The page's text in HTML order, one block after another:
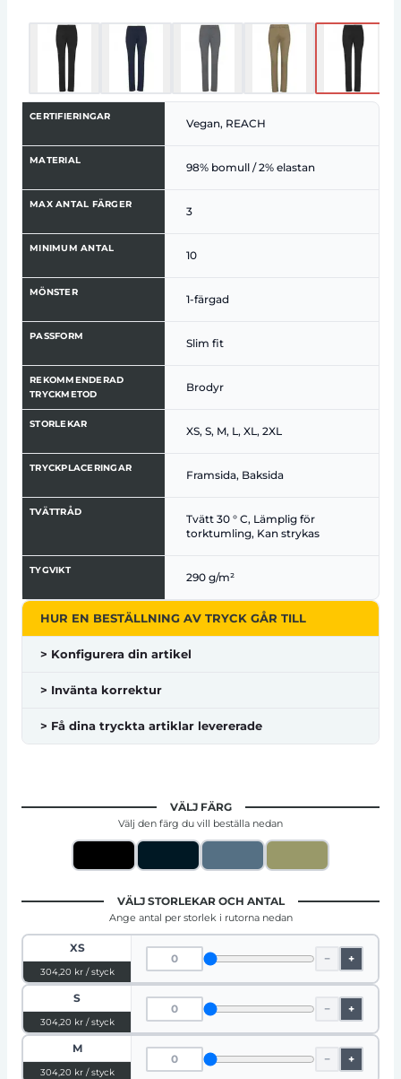
CERTIFIERINGAR
Vegan, REACH
MATERIAL
98% bomull / 2% elastan
MAX ANTAL FÄRGER
3
MINIMUM ANTAL
10
MÖNSTER
1-färgad
PASSFORM
Slim fit
REKOMMENDERAD
TRYCKMETOD
Brodyr
STORLEKAR
XS, S, M, L, XL, 2XL
TRYCKPLACERINGAR
Framsida, Baksida
TVÄTTRÅD
Tvätt 30 ° C, Lämplig för
torktumling, Kan strykas
TYGVIKT
290 g/m²
HUR EN BESTÄLLNING AV TRYCK GÅR TILL
> Konfigurera din artikel
> Invänta korrektur
> Få dina tryckta artiklar levererade
VÄLJ FÄRG
Välj den färg du vill beställa nedan
VÄLJ STORLEKAR OCH ANTAL
Ange antal per storlek i rutorna nedan
XS
304,20 kr / styck
− +
S
304,20 kr / styck
− +
M
304,20 kr / styck
− +